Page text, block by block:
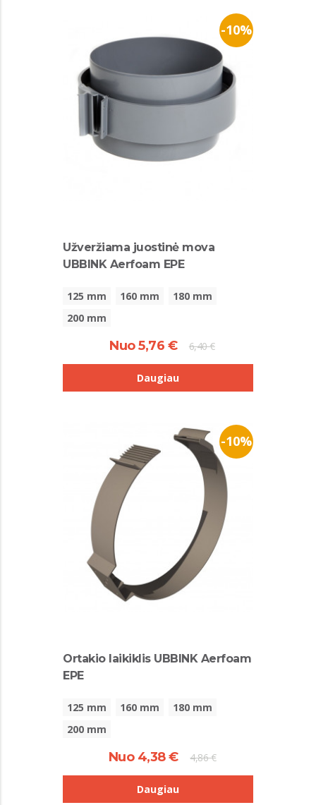
-10%
Užveržiama juostinė mova
UBBINK Aerfoam EPE
125 mm 160 mm
180 mm
200 mm
Nuo 5,76 € 6,40 €
Daugiau
-10%
Ortakio laikiklis UBBINK Aerfoam
EPE
125 mm 160 mm
180 mm
200 mm
Nuo 4,38 € 4,86 €
Daugiau